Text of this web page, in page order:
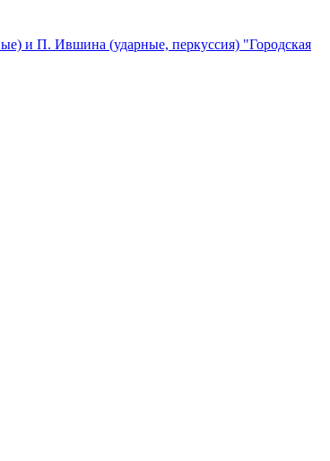
и П. Ившина (ударные, перкуссия) "Городская